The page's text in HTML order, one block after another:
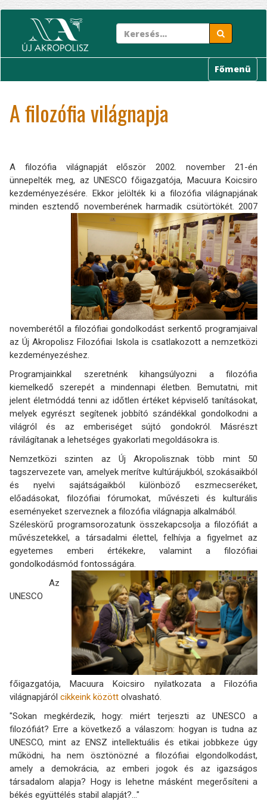
tartalomra
Főmenü
A filozófia világnapja
A filozófia világnapját először 2002. november 21-én
ünnepelték meg, az UNESCO főigazgatója, Macuura Koicsiro
kezdeményezésére. Ekkor jelölték ki a filozófia világnapjának
minden esztendő novemberének harmadik csütörtökét. 2007
novemberétől a filozófiai gondolkodást serkentő programjaival
az Új Akropolisz Filozófiai Iskola is csatlakozott a nemzetközi
kezdeményezéshez.
Programjainkkal szeretnénk kihangsúlyozni a filozófia
kiemelkedő szerepét a mindennapi életben. Bemutatni, mit
jelent életmóddá tenni az időtlen értéket képviselő tanításokat,
melyek egyrészt segítenek jobbító szándékkal gondolkodni a
világról és az emberiséget sújtó gondokról. Másrészt
rávilágítanak a lehetséges gyakorlati megoldásokra is.
Nemzetközi szinten az Új Akropolisznak több mint 50
tagszervezete van, amelyek merítve kultúrájukból, szokásaikból
és nyelvi sajátságaikból különböző eszmecseréket,
előadásokat, filozófiai fórumokat, művészeti és kulturális
eseményeket szerveznek a filozófia világnapja alkalmából.
Széleskörű programsorozatunk összekapcsolja a filozófiát a
művészetekkel, a társadalmi élettel, felhívja a figyelmet az
egyetemes emberi értékekre, valamint a filozófiai
gondolkodásmód fontosságára.
Az
UNESCO
főigazgatója, Macuura Koicsiro nyilatkozata a Filozófia
világnapjáról cikkeink között olvasható.
"Sokan megkérdezik, hogy: miért terjeszti az UNESCO a
filozófiát? Erre a következő a válaszom: hogyan is tudna az
UNESCO, mint az ENSZ intellektuális és etikai jobbkeze úgy
működni, ha nem ösztönözné a filozófiai elgondolkodást,
amely a demokrácia, az emberi jogok és az igazságos
társadalom alapja? Hogy is lehetne másként megerősíteni a
békés együttélés stabil alapját?..."